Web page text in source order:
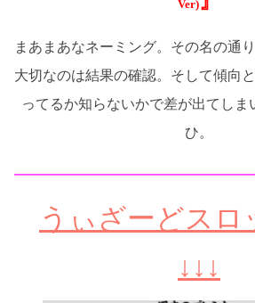
Ver)
まあまあなネーミング。その名の通
大切なのは結果の確認。そして傾向
ってるか知らないかで差が出てしま
ひ。
うぃざーどスロ
↓↓↓